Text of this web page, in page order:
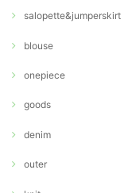
salopette&jumperskirt
blouse
onepiece
goods
denim
outer